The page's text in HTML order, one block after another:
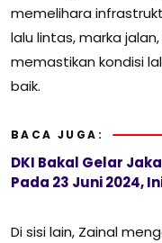
memelihara
lalu lintas, marka
memastikan kondisi
baik.
BACA JUGA:
DKI Bakal Gelar
Pada 23 Juni 2024,
Di sisi lain, Zainal